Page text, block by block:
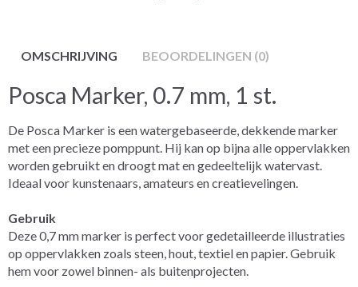
OMSCHRIJVING BEOORDELINGEN (0)
Posca Marker, 0.7 mm, 1 st.
De Posca Marker is een watergebaseerde, dekkende marker
met een precieze pomppunt. Hij kan op bijna alle oppervlakken
worden gebruikt en droogt mat en gedeeltelijk watervast.
Ideaal voor kunstenaars, amateurs en creatievelingen.
Gebruik
Deze 0,7 mm marker is perfect voor gedetailleerde illustraties
op oppervlakken zoals steen, hout, textiel en papier. Gebruik
hem voor zowel binnen- als buitenprojecten.